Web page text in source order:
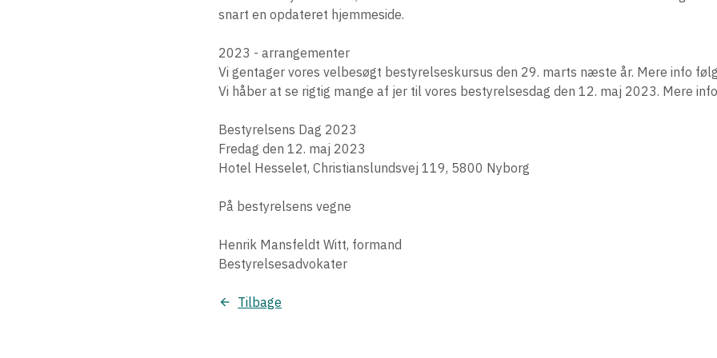
snart en opdateret hjemmeside.
2023 - arrangementer
Vi gentager vores velbesøgt bestyrelseskursus den 29. marts næste år. Mere info
Vi håber at se rigtig mange af jer til vores bestyrelsesdag den 12. maj 2023. Mere
Bestyrelsens Dag 2023
Fredag den 12. maj 2023
Hotel Hesselet, Christianslundsvej 119, 5800 Nyborg
På bestyrelsens vegne
Henrik Mansfeldt Witt, formand
Bestyrelsesadvokater
Tilbage